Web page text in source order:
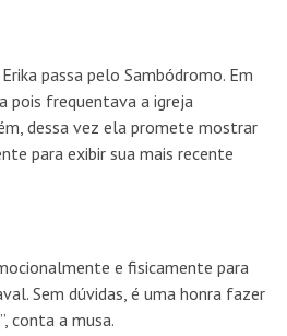
passa pelo Sambódromo. Em
pois frequentava a igreja
dessa vez ela promete mostrar
para exibir sua mais recente
e fisicamente para
Sem dúvidas, é uma honra fazer
conta a musa.